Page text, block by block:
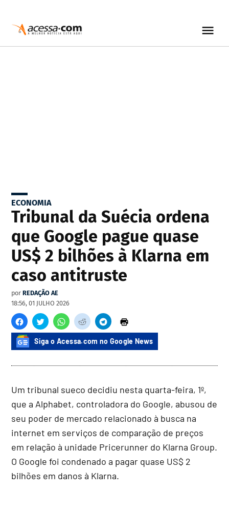
ECONOMIA
Tribunal da Suécia ordena
que Google pague quase
US$ 2 bilhões à Klarna em
caso antitruste
por REDAÇÃO AE
18:56, 01 JULHO 2026
Siga o Acessa.com no Google News
Um tribunal sueco decidiu nesta quarta-feira, 1º,
que a Alphabet, controladora do Google, abusou de
seu poder de mercado relacionado à busca na
internet em serviços de comparação de preços
em relação à unidade Pricerunner do Klarna Group.
O Google foi condenado a pagar quase US$ 2
bilhões em danos à Klarna.